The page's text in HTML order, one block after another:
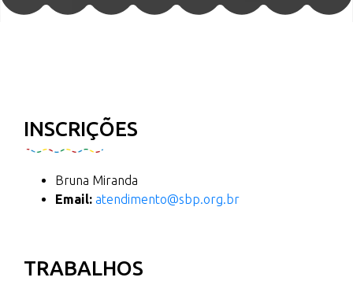
INSCRIÇÕES
Bruna Miranda
Email: atendimento@sbp.org.br
TRABALHOS